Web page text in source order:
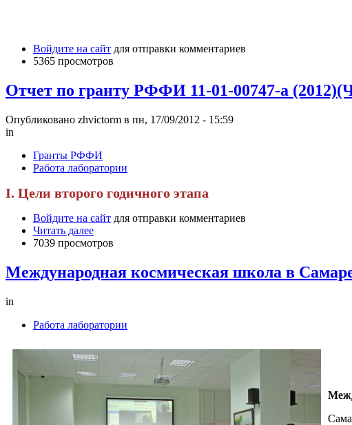
Войдите на сайт для отправки комментариев
5365 просмотров
Отчет по гранту РФФИ 11-01-00747-а
Опубликовано zhvictorm в пн, 17/09/2012 - 15:59
in
Гранты РФФИ
Работа лаборатории
I. Цели второго годичного этапа
Войдите на сайт для отправки комментариев
Читать далее
7039 просмотров
Международная космическая школа в
in
Работа лаборатории